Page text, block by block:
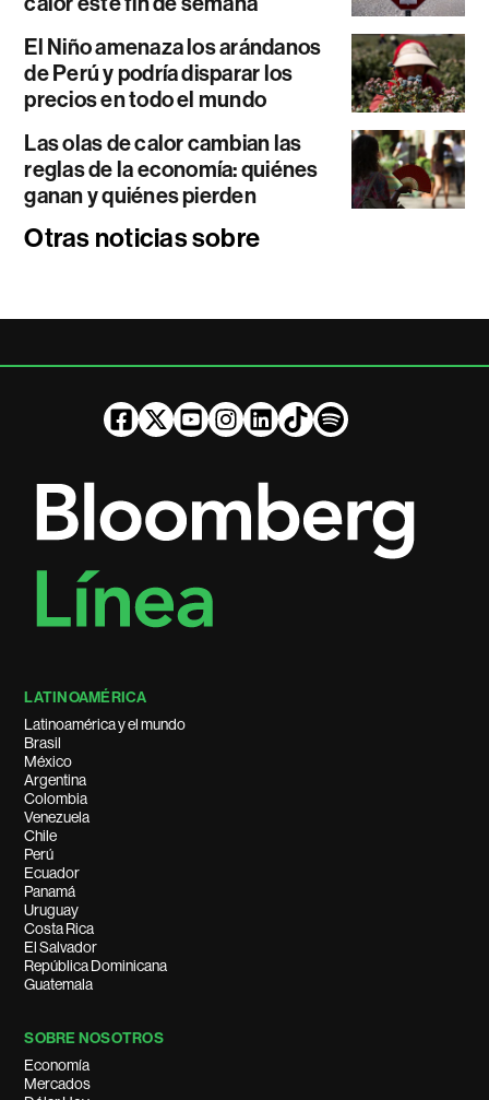
El Niño amenaza los arándanos
de Perú y podría disparar los
precios en todo el mundo
Las olas de calor cambian las
reglas de la economía: quiénes
ganan y quiénes pierden
Otras noticias sobre
LATINOAMÉRICA
Latinoamérica y el mundo
Brasil
México
Argentina
Colombia
Venezuela
Chile
Perú
Ecuador
Panamá
Uruguay
Costa Rica
El Salvador
República Dominicana
Guatemala
SOBRE NOSOTROS
Economía
Mercados